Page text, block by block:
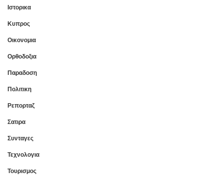
Ιστορικα
Κυπρος
Οικονομια
Ορθοδοξια
Παραδοση
Πολιτικη
Ρεπορταζ
Σατιρα
Συνταγες
Τεχνολογια
Τουρισμος